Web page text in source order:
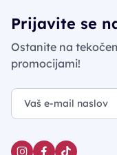
Prijavite se
Ostanite na
promocijami!